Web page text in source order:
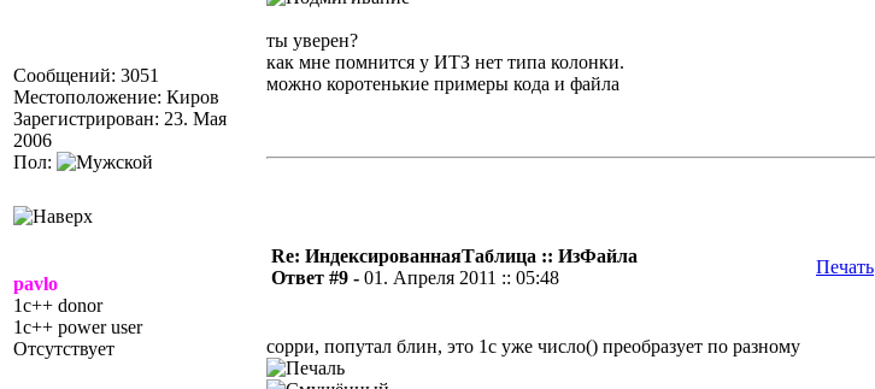
Сообщений: 3051
Местоположение: Киров
Зарегистрирован: 23. Мая
2006
Пол:
ты уверен?
как мне помнится у ИТЗ нет типа колонки.
можно коротенькие примеры кода и файла
pavlo
1c++ donor
1c++ power user
Отсутствует
Re: ИндексированнаяТаблица :: ИзФайла
Ответ #9 - 01. Апреля 2011 :: 05:48
Печать
сорри, попутал блин, это 1с уже число() преобразует по разному